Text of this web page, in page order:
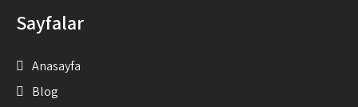
Sayfalar
Anasayfa
Blog